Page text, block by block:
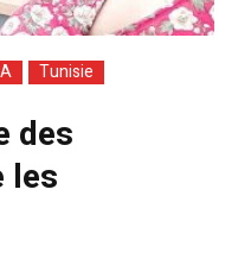
Tunisie
des
les